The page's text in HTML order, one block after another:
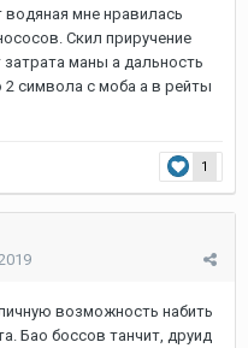
водяная мне нравилась
Скил приручение
затрата маны а дальность
2 символа с моба а в рейты
1
возможность набить
Бао боссов танчит, друид